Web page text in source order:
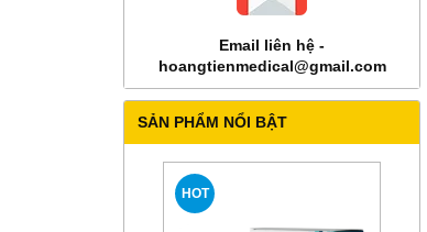
Email liên hệ -
hoangtienmedical@gmail.com
SẢN PHẨM NỔI BẬT
HOT